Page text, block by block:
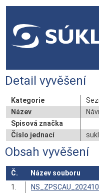
Detail vyvěšení
Kategorie
Název
Spisová značka
Číslo jednací
Obsah vyvěšení
Č.
Název souboru
1.